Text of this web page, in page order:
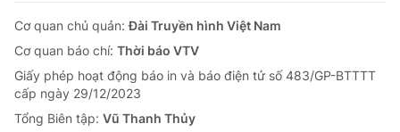
Cơ quan chủ quản:Đài Truyền hình Việt Nam
Cơ quan báo chí: Thời báo VTV
Giấy phép hoạt động báo in và báo điện tử số 483/GP-BTTTT
cấp ngày 29/12/2023
Tổng Biên tập: Vũ Thanh Thủy